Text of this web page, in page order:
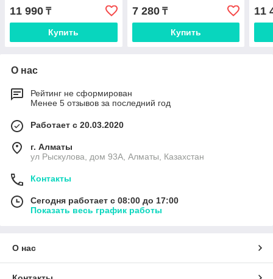
11 990 ₸
Купить
7 280₸
Купить
11
О нас
Рейтинг не сформирован
Менее 5 отзывов за последний год
Работает с 20.03.2020
г. Алматы
ул Рыскулова, дом 93А, Алматы, Казахстан
Контакты
Сегодня работает с 08:00 до 17:00
Показать весь график работы
О нас